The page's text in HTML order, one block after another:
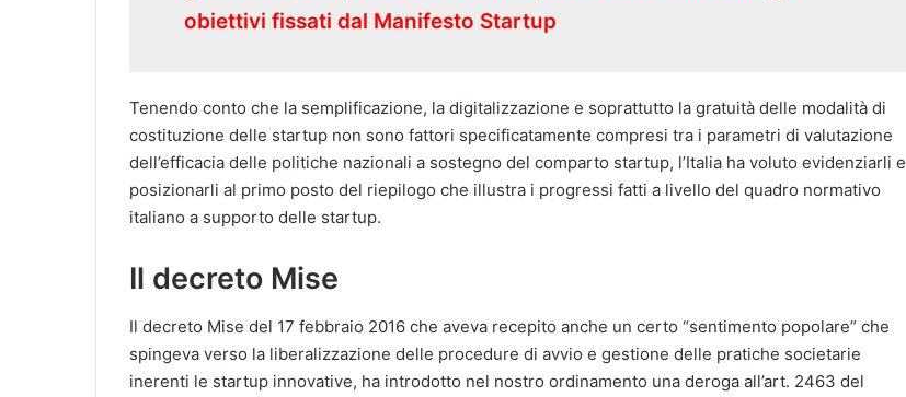
obiettivi fissati dal Manifesto Startup
Tenendo conto che la semplificazione, la digitalizzazione e soprattutto la gratuità delle modalità di
costituzione delle startup non sono fattori specificatamente compresi tra i parametri di valutazione
dell’efficacia delle politiche nazionali a sostegno del comparto startup, l’Italia ha voluto evidenziarli e
posizionarli al primo posto del riepilogo che illustra i progressi fatti a livello del quadro normativo
italiano a supporto delle startup.
Il decreto Mise
Il decreto Mise del 17 febbraio 2016 che aveva recepito anche un certo “sentimento popolare” che
spingeva verso la liberalizzazione delle procedure di avvio e gestione delle pratiche societarie
inerenti le startup innovative, ha introdotto nel nostro ordinamento una deroga all’art. 2463 del